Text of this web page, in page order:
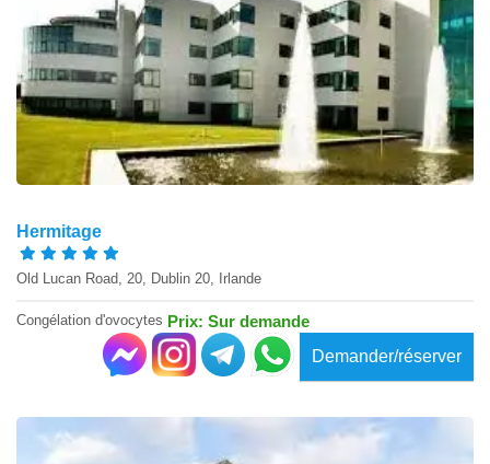
Hermitage
Old Lucan Road, 20, Dublin 20, Irlande
Congélation d'ovocytes Prix: Sur demande
Demander/réserver